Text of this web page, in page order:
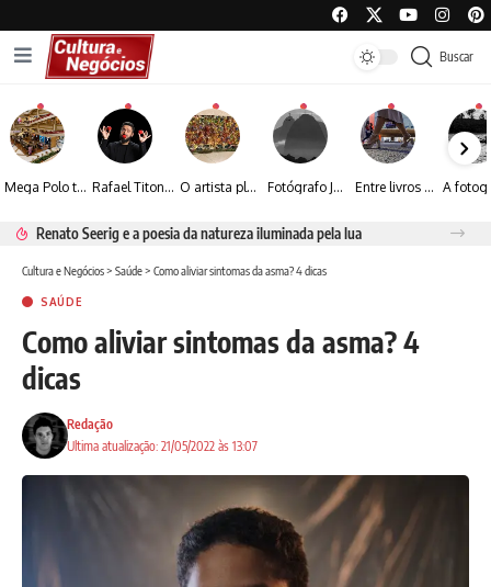
Buscar
Mega Polo transforma lançamento de coleção em plataforma nacional de negócios e projeta crescimento de mais de 15% Rafael Titonelly leva magia e acolhimento a crianças em tratamento oncológico em Juiz de Fora O artista plástico Jorge Luiz transforma sustentabilidade e criatividade em arte contemporânea Fotógrafo José Roberto apresenta um olhar sensível sobre arquitetura, formas e luz na fotografia Entre livros e fotografia autoral, Sebastião Reis consolida uma trajetória marcada pelo olhar artístico
Renato Seerig e a poesia da natureza iluminada pela lua
Cultura e Negócios> Saúde> Como aliviar sintomas da asma? 4 dicas
SAÚDE
Como aliviar sintomas da asma? 4
dicas
Ultima atualização: 21/05/2022 às 13:07
Redação